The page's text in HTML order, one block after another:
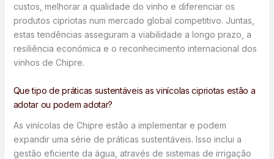
custos, melhorar a qualidade do vinho e diferenciar os
produtos cipriotas num mercado global competitivo. Juntas,
estas tendências asseguram a viabilidade a longo prazo, a
resiliência económica e o reconhecimento internacional dos
vinhos de Chipre.
Que tipo de práticas sustentáveis as vinícolas cipriotas estão a
adotar ou podem adotar?
As vinícolas de Chipre estão a implementar e podem
expandir uma série de práticas sustentáveis. Isso inclui a
gestão eficiente da água, através de sistemas de irrigação